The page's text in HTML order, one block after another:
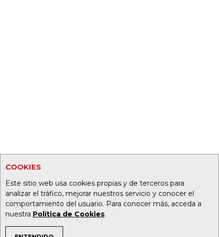
COOKIES
Este sitio web usa cookies propias y de terceros para
analizar el tráfico, mejorar nuestros servicio y conocer el
comportamiento del usuario. Para conocer más, acceda a
nuestra Política de Cookies.